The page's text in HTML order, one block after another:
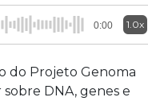
0:00 1.0x
do Projeto Genoma
DNA, genes e